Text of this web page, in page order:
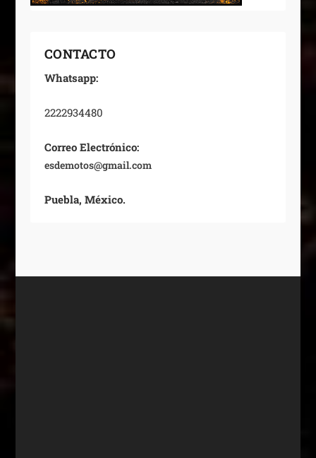
CONTACTO
Whatsapp:
2222934480
Correo Electrónico:
esdemotos@gmail.com
Puebla, México.